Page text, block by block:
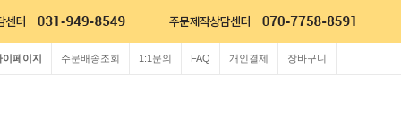
장바구니
개인결제
FAQ
1:1문의
주문배송조회
이페이지